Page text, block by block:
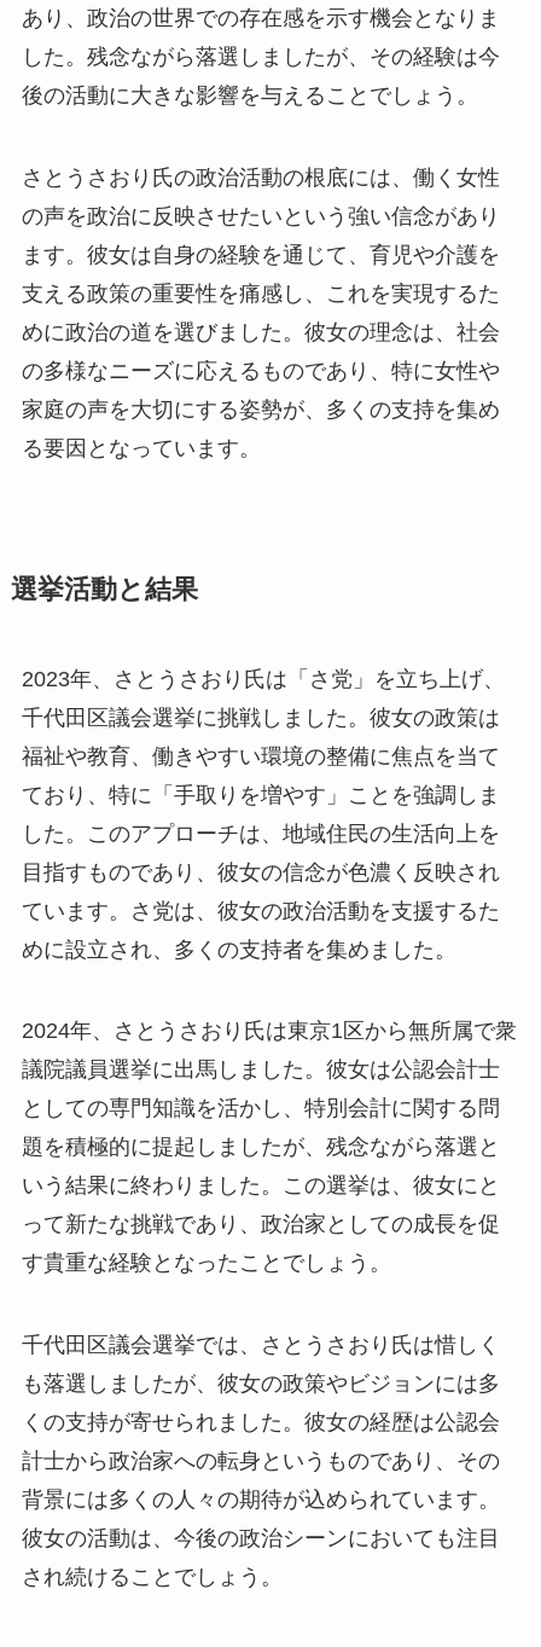
あり、政治の世界での存在感を示す機会となりま
した。残念ながら落選しましたが、その経験は今
後の活動に大きな影響を与えることでしょう。
さとうさおり氏の政治活動の根底には、働く女性
の声を政治に反映させたいという強い信念があり
ます。彼女は自身の経験を通じて、育児や介護を
支える政策の重要性を痛感し、これを実現するた
めに政治の道を選びました。彼女の理念は、社会
の多様なニーズに応えるものであり、特に女性や
家庭の声を大切にする姿勢が、多くの支持を集め
る要因となっています。
選挙活動と結果
2023年、さとうさおり氏は「さ党」を立ち上げ、
千代田区議会選挙に挑戦しました。彼女の政策は
福祉や教育、働きやすい環境の整備に焦点を当て
ており、特に「手取りを増やす」ことを強調しま
した。このアプローチは、地域住民の生活向上を
目指すものであり、彼女の信念が色濃く反映され
ています。さ党は、彼女の政治活動を支援するた
めに設立され、多くの支持者を集めました。
2024年、さとうさおり氏は東京1区から無所属で衆
議院議員選挙に出馬しました。彼女は公認会計士
としての専門知識を活かし、特別会計に関する問
題を積極的に提起しましたが、残念ながら落選と
いう結果に終わりました。この選挙は、彼女にと
って新たな挑戦であり、政治家としての成長を促
す貴重な経験となったことでしょう。
千代田区議会選挙では、さとうさおり氏は惜しく
も落選しましたが、彼女の政策やビジョンには多
くの支持が寄せられました。彼女の経歴は公認会
計士から政治家への転身というものであり、その
背景には多くの人々の期待が込められています。
彼女の活動は、今後の政治シーンにおいても注目
され続けることでしょう。